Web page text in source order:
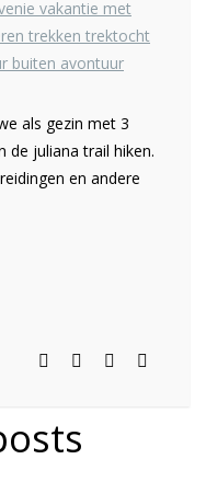
als gezin met 3
de juliana trail hiken.
en andere